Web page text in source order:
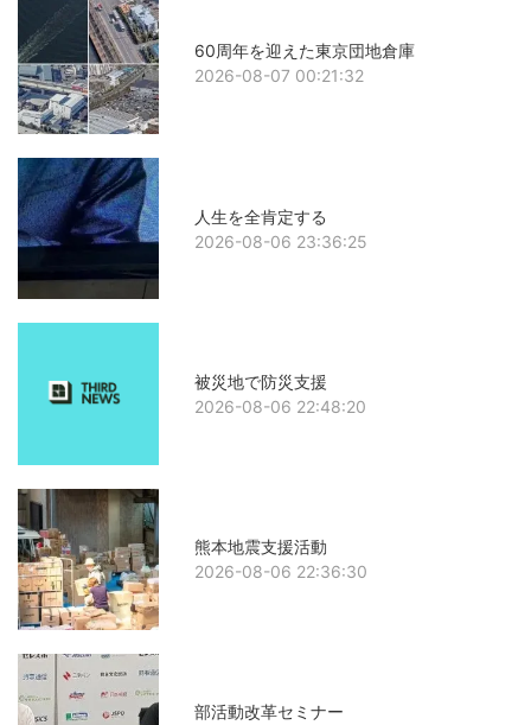
60周年を迎えた東京団地倉庫
2026-08-07 00:21:32
人生を全肯定する
2026-08-06 23:36:25
被災地で防災支援
2026-08-06 22:48:20
熊本地震支援活動
2026-08-06 22:36:30
部活動改革セミナー